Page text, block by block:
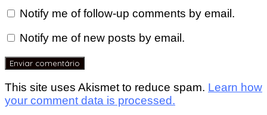
Notify me of follow-up comments by email.
Notify me of new posts by email.
This site uses Akismet to reduce spam. Learn how
your comment data is processed.